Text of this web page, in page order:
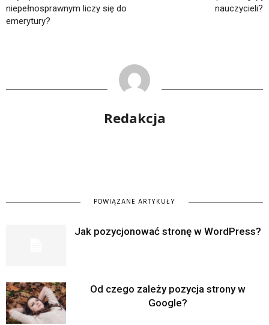
niepełnosprawnym liczy się do
emerytury?
nauczycieli?
Redakcja
POWIĄZANE ARTYKUŁY
Jak pozycjonować stronę w WordPress?
Od czego zależy pozycja strony w
Google?